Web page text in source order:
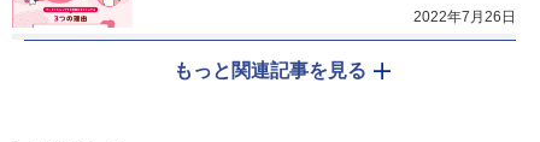
2022年7月26日
もっと関連記事を見る